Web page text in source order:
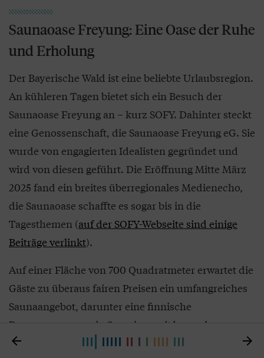
Saunaoase Freyung: Eine Oase der Ruhe
und Erholung
Der Bayerische Wald ist eine beliebte Urlaubsregion.
An kühleren Tagen bietet sich ein Besuch der
Saunaoase Freyung an – kurz SOFY. Dahinter steckt
eine Genossenschaft, die Saunaoase Freyung eG. Sie
wurde von engagierten Idealisten gegründet und
wird von diesen geführt. Die Eröffnung Mitte März
2025 fand ein breites überregionales Medienecho,
die Saunaoase schaffte es sogar bis in die
Tagesthemen (auf der SOFY-Webseite sind einige
Beiträge verlinkt).
Auf einer Fläche von 700 Quadratmeter erwartet die
Gäste zu überaus fairen Preisen ein umfangreiches
Saunaangebot, darunter eine finnische
Panoramasauna, ein Sanarium mit besonders
milden Temperaturen, eine Salzsauna, ein Aroma-
 